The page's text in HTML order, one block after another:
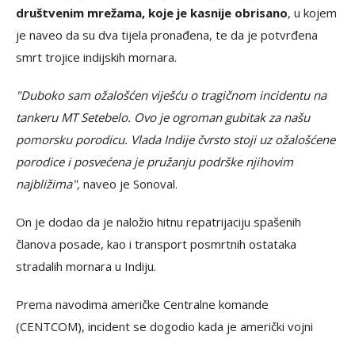
društvenim mrežama, koje je kasnije obrisano, u kojem
je naveo da su dva tijela pronađena, te da je potvrđena
smrt trojice indijskih mornara.
"Duboko sam ožalošćen viješću o tragičnom incidentu na
tankeru MT Setebelo. Ovo je ogroman gubitak za našu
pomorsku porodicu. Vlada Indije čvrsto stoji uz ožalošćene
porodice i posvećena je pružanju podrške njihovim
najbližima", naveo je Sonoval.
On je dodao da je naložio hitnu repatrijaciju spašenih
članova posade, kao i transport posmrtnih ostataka
stradalih mornara u Indiju.
Prema navodima američke Centralne komande
(CENTCOM), incident se dogodio kada je američki vojni